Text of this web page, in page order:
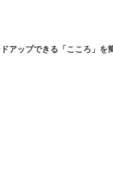
ドアップできる「こころ」を